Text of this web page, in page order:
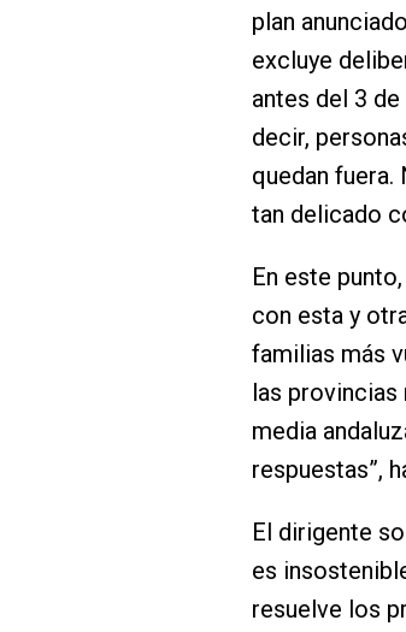
plan
excluye
antes del 3
decir,
quedan
tan delicado
En este
con esta y
familias más
las provincias
media
respuestas”,
El dirigente
es
resuelve los